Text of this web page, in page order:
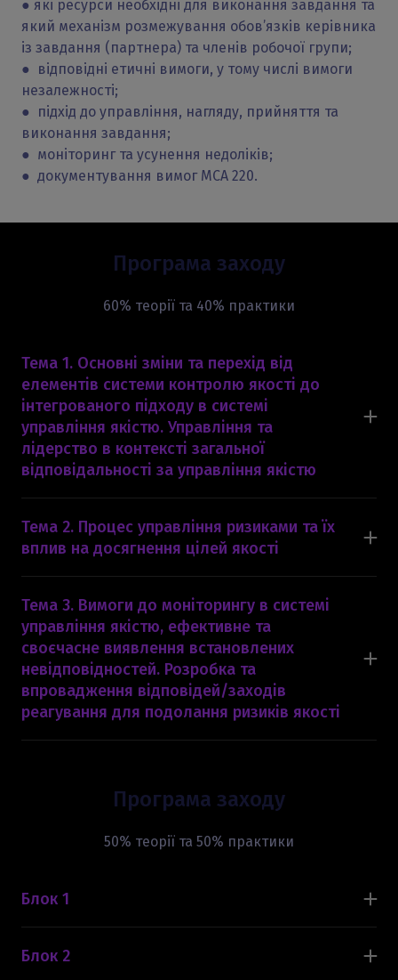
● які ресурси необхідні для виконання завдання та
який механізм розмежування обов’язків керівника
із завдання (партнера) та членів робочої групи;
● відповідні етичні вимоги, у тому числі вимоги
незалежності;
● підхід до управління, нагляду, прийняття та
виконання завдання;
● моніторинг та усунення недоліків;
● документування вимог МСА 220.
Програма заходу
60% теорії та 40% практики
Тема 1. Основні зміни та перехід від
елементів системи контролю якості до
інтегрованого підходу в системі
управління якістю. Управління та
лідерство в контексті загальної
відповідальності за управління якістю
2. Інтеграція компонентів системи управління
якістю.
3. Управління та лідерство.
Тема 2. Процес управління ризиками та їх
вплив на досягнення цілей якості
2. Встановлення цілей якості.
3. Процес управління ризиками та їх вплив на
досягнення цілей якості.
Тема 3. Вимоги до моніторингу в системі
управління якістю, ефективне та
своєчасне виявлення встановлених
невідповідностей. Розробка та
впровадження відповідей/заходів
реагування для подолання ризиків якості
3. Реагування на виявленні невідповідності.
Програма заходу
50% теорії та 50% практики
Блок 1
2. Загальна відповідальність за управління якістю
Блок 2